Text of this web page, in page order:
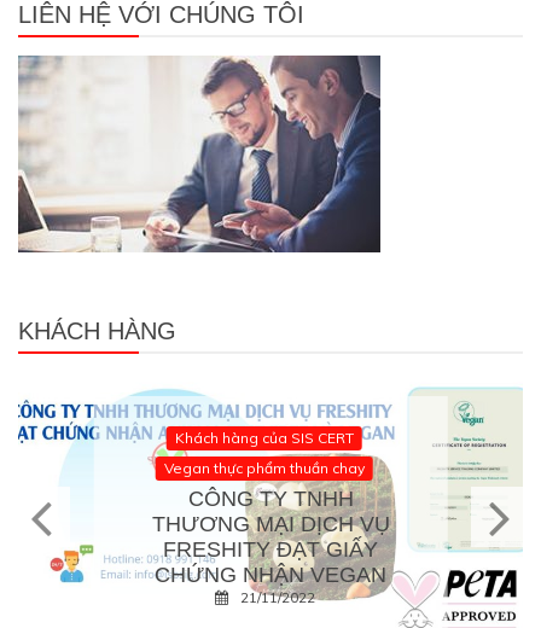
LIÊN HỆ VỚI CHÚNG TÔI
KHÁCH HÀNG
Khách hàng của SIS CERT
Vegan thực phẩm thuần chay
CÔNG TY TNHH
THƯƠNG MẠI DỊCH VỤ
FRESHITY ĐẠT GIẤY
CHỨNG NHẬN VEGAN
21/11/2022